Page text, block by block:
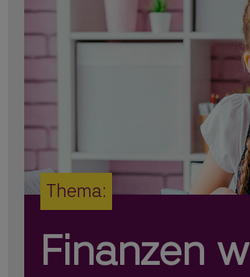
Thema:
Finanzen